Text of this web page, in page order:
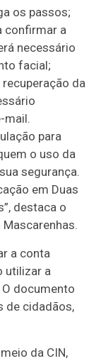
os passos;
confirmar a
necessário
facial;
da
mail.
para
o uso da
segurança.
em Duas
destaca o
a conta
utilizar a
documento
de cidadãos,
da CIN,